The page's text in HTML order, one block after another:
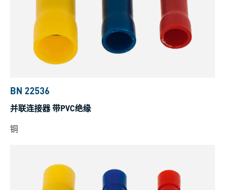
BN 22536
并联连接器 带PVC绝缘
铜